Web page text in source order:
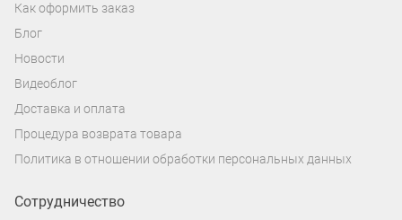
Как оформить заказ
Блог
Новости
Видеоблог
Доставка и оплата
Процедура возврата товара
Политика в отношении обработки персональных данных
Сотрудничество